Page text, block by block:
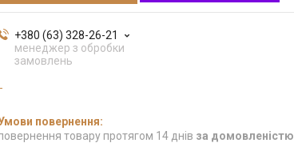
+380 (63) 328-26-21
менеджер з обробки
замовлень
товару протягом 14 днів за домовленістю